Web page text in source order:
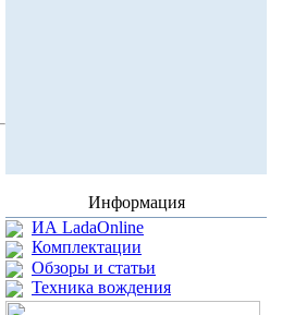
Информация
ИА LadaOnline
Комплектации
Обзоры и статьи
Техника вождения